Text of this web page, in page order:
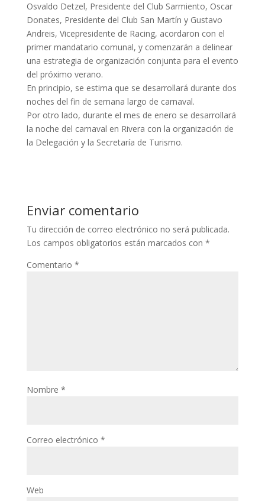
Osvaldo Detzel, Presidente del Club Sarmiento, Oscar
Donates, Presidente del Club San Martín y Gustavo
Andreis, Vicepresidente de Racing, acordaron con el
primer mandatario comunal, y comenzarán a delinear
una estrategia de organización conjunta para el evento
del próximo verano.
En principio, se estima que se desarrollará durante dos
noches del fin de semana largo de carnaval.
Por otro lado, durante el mes de enero se desarrollará
la noche del carnaval en Rivera con la organización de
la Delegación y la Secretaría de Turismo.
Enviar comentario
Tu dirección de correo electrónico no será publicada.
Los campos obligatorios están marcados con *
Comentario *
Nombre *
Correo electrónico *
Web